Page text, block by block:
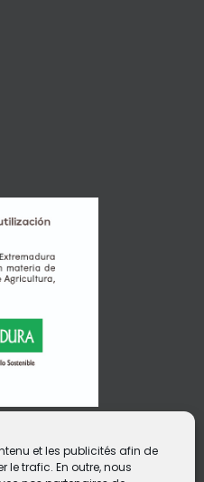
et les publicités afin de
trafic. En outre, nous